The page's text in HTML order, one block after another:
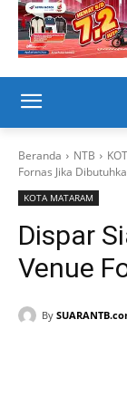
Beranda NTB
Fornas Jika
KOTA MATARAM
Dispar
Venue
By